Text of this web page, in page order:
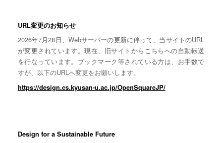
URL変更のお知らせ
2026年7月28日、Webサーバーの更新に伴って、当サイトのURL
が変更されています。現在、旧サイトからこちらへの自動転送
を行なっています。ブックマーク等されている方は、お手数で
すが、以下のURLへ変更をお願いします。
https://design.cs.kyusan-u.ac.jp/OpenSquareJP/
Design for a Sustainable Future